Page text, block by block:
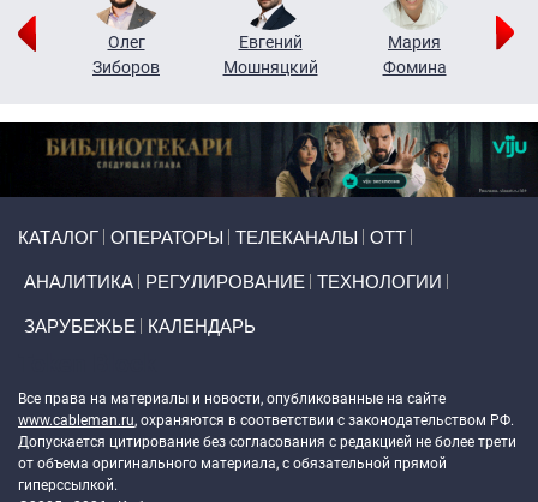
Олег
Зиборов
Евгений
Мошняцкий
Мария
Фомина
КАТАЛОГ ОПЕРАТОРЫ ТЕЛЕКАНАЛЫ ОТТ
АНАЛИТИКА РЕГУЛИРОВАНИЕ ТЕХНОЛОГИИ
ЗАРУБЕЖЬЕ КАЛЕНДАРЬ
Все права на материалы и новости, опубликованные на сайте
www.cableman.ru, охраняются в соответствии с законодательством РФ.
Допускается цитирование без согласования с редакцией не более трети
от объема оригинального материала, с обязательной прямой
гиперссылкой.